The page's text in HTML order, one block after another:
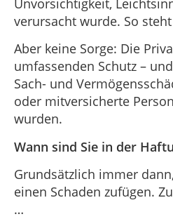
Unvorsichtigkeit,
verursacht wurde. So
Aber keine Sorge: Die
umfassenden Schutz –
Sach- und
oder mitversicherte
wurden.
Wann sind Sie in der
Grundsätzlich immer
einen Schaden zufügen.
…